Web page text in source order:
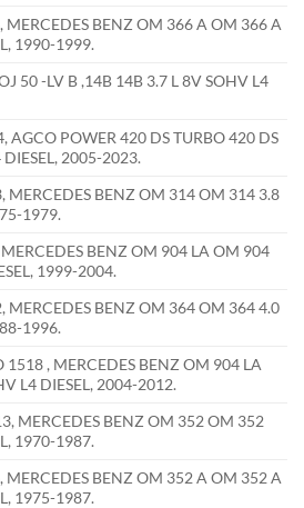
MERCEDES BENZ OM 366 A OM 366 A
1990-1999.
50 -LV B ,14B 14B 3.7 L 8V SOHV L4
AGCO POWER 420 DS TURBO 420 DS
2005-2023.
MERCEDES BENZ OM 314 OM 314 3.8
1979.
BENZ OM 904 LA OM 904
1999-2004.
MERCEDES BENZ OM 364 OM 364 4.0
1996.
1518 , MERCEDES BENZ OM 904 LA
L4 DIESEL, 2004-2012.
MERCEDES BENZ OM 352 OM 352
1970-1987.
MERCEDES BENZ OM 352 A OM 352 A
1975-1987.